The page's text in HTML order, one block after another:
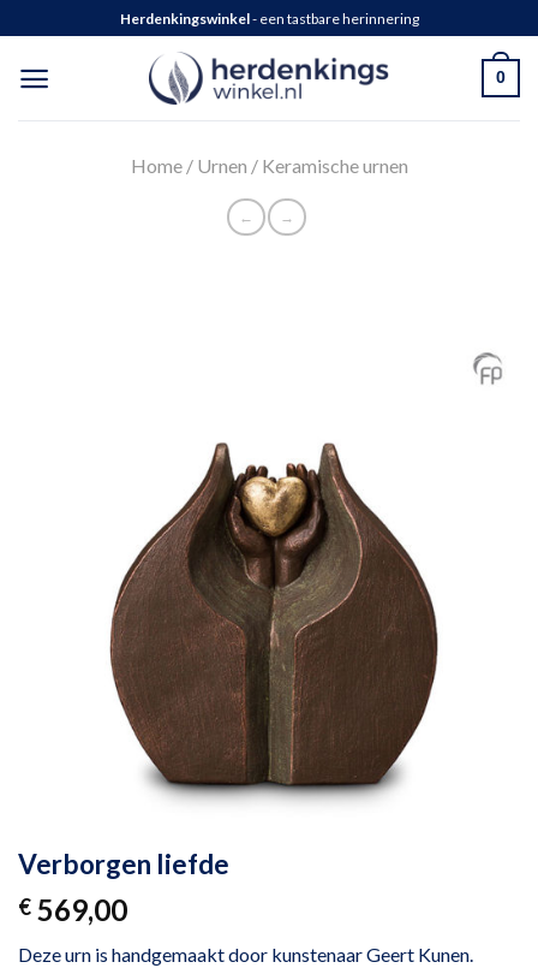
Herdenkingswinkel- een tastbare herinnering
0
Home/ Urnen / Keramische urnen
← →
Verborgen liefde
€ 569,00
Deze urn is handgemaakt door kunstenaar Geert Kunen.